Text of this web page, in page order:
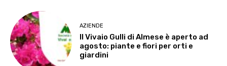
AZIENDE
Il Vivaio Gulli di Almese è aperto ad
agosto: piante e fiori per orti e
giardini